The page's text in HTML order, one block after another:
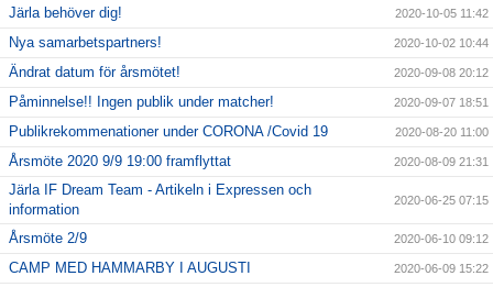
Järla behöver dig! 2020-10-05 11:42
Nya samarbetspartners! 2020-10-02 10:44
Ändrat datum för årsmötet! 2020-09-08 20:12
Påminnelse!! Ingen publik under matcher! 2020-09-07 18:51
Publikrekommenationer under CORONA /Covid 19 2020-08-20 11:00
Årsmöte 2020 9/9 19:00 framflyttat 2020-08-09 21:31
Järla IF Dream Team - Artikeln i Expressen och
information
2020-06-25 07:15
Årsmöte 2/9 2020-06-10 09:12
CAMP MED HAMMARBY I AUGUSTI 2020-06-09 15:22